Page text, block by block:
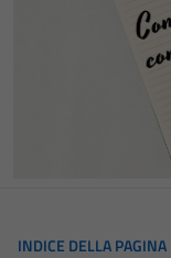
INDICE DELLA PAGINA